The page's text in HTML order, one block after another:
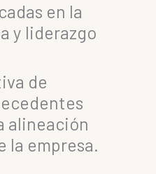
en la
y liderazgo
de
alineación
la empresa.